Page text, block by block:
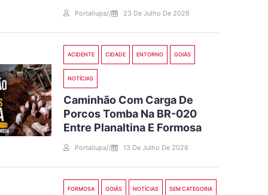
Portallupa// 23 De Julho De 2026
ACIDENTE CIDADE ENTORNO GOIÁS
NOTÍCIAS
Caminhão Com Carga De
Porcos Tomba Na BR-020
Entre Planaltina E Formosa
Portallupa// 13 De Julho De 2026
FORMOSA GOIÁS NOTÍCIAS SEM CATEGORIA